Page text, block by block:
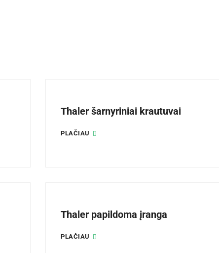
Thaler šarnyriniai krautuvai
PLAČIAU
Thaler papildoma įranga
PLAČIAU